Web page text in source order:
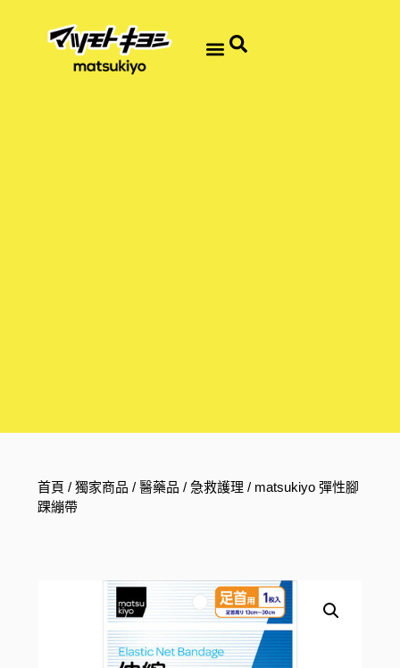
首頁 /獨家商品 /醫藥品 /急救護理 / matsukiyo 彈性腳
踝繃帶